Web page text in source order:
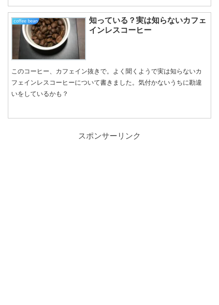
coffee bean
知っている？実は知らないカフェ
インレスコーヒー
このコーヒー、カフェイン抜きで。よく聞くようで実は知らないカ
フェインレスコーヒーについて書きました。気付かないうちに勘違
いをしているかも？
スポンサーリンク